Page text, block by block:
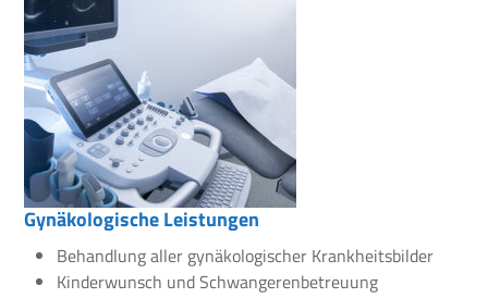
Gynäkologische Leistungen
Behandlung aller gynäkologischer Krankheitsbilder
Kinderwunsch und Schwangerenbetreuung